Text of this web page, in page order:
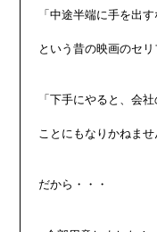
「中途半端に手を出
という昔の映画のセリ
「下手にやると、会
ことにもなりかねませ
だから・・・